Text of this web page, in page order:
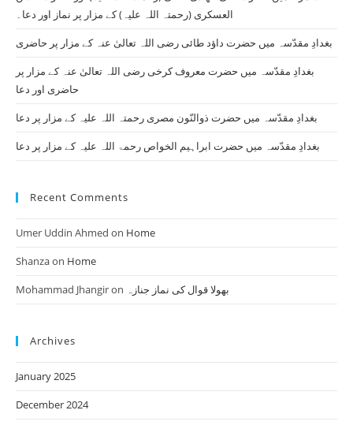
العسکری (رحمتہ اللہ علیہ) کے مزار پر نماز اور دعا۔
بغدادِ مقدّسہ میں حضرت داؤد طائی رضی اللہ تعالیٰ عنہ کے مزار پر حاضری
بغدادِ مقدّسہ میں حضرت معروف کرخی رضی اللہ تعالیٰ عنہ کے مزار پر
حاضری اور دعا
بغدادِ مقدّسہ میں حضرت ذوالنّون مصری رحمتہ اللہ علیہ کے مزار پر دعا
بغدادِ مقدّسہ میں حضرت ابراہیم الخواص رحمۃ اللہ علیہ کے مزار پر دعا
Recent Comments
Umer Uddin Ahmed on Home
Shanzaon Home
Mohammad Jhangiron بھولا قوال کی نماز جنازہ
Archives
January 2025
December 2024